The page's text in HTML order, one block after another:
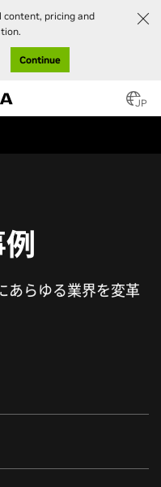
content, pricing and
Continue
JP
あらゆる業界を変革